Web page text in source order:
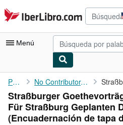
Pasar al contenido principal
IberLibro.com
Menú
Mi cuenta
Consultar mis pedidos
Búsqueda avanzada
Portada No Contributor, No Contributor
Straßburger
Für Straßburg Geplanten
(Encuadernación de tapa